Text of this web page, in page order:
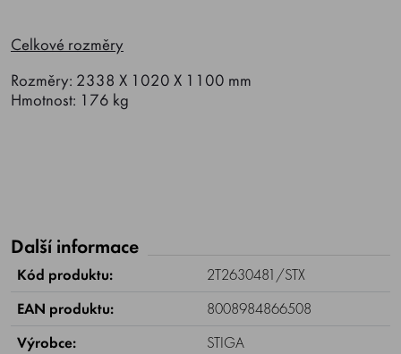
Celkové rozměry
Rozměry: 2338 X 1020 X 1100 mm
Hmotnost: 176 kg
Další informace
Kód produktu:
2T2630481/STX
EAN produktu:
8008984866508
Výrobce:
STIGA